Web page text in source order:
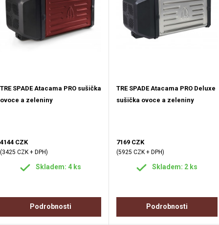
TRE SPADE Atacama PRO sušička
ovoce a zeleniny
4144 CZK
(3425 CZK + DPH)
Skladem: 4 ks
Podrobnosti
TRE SPADE Atacama PRO Deluxe
sušička ovoce a zeleniny
7169 CZK
(5925 CZK + DPH)
Skladem: 2 ks
Podrobnosti